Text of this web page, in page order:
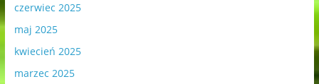
czerwiec 2025
maj 2025
kwiecień 2025
marzec 2025